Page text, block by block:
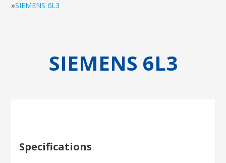
»SIEMENS 6L3
SIEMENS 6L3
Specifications